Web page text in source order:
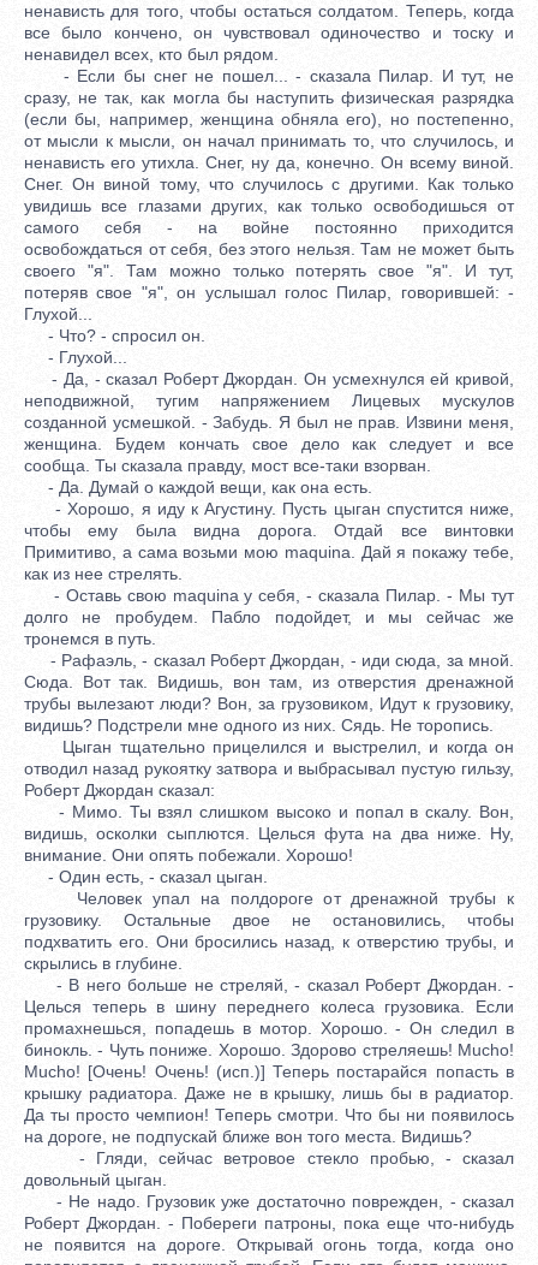
ненависть для того, чтобы остаться солдатом. Теперь, когда
все было кончено, он чувствовал одиночество и тоску и
ненавидел всех, кто был рядом.
- Если бы снег не пошел... - сказала Пилар. И тут, не
сразу, не так, как могла бы наступить физическая разрядка
(если бы, например, женщина обняла его), но постепенно,
от мысли к мысли, он начал принимать то, что случилось, и
ненависть его утихла. Снег, ну да, конечно. Он всему виной.
Снег. Он виной тому, что случилось с другими. Как только
увидишь все глазами других, как только освободишься от
самого себя - на войне постоянно приходится
освобождаться от себя, без этого нельзя. Там не может быть
своего "я". Там можно только потерять свое "я". И тут,
потеряв свое "я", он услышал голос Пилар, говорившей: -
Глухой...
- Что? - спросил он.
- Глухой...
- Да, - сказал Роберт Джордан. Он усмехнулся ей кривой,
неподвижной, тугим напряжением Лицевых мускулов
созданной усмешкой. - Забудь. Я был не прав. Извини меня,
женщина. Будем кончать свое дело как следует и все
сообща. Ты сказала правду, мост все-таки взорван.
- Да. Думай о каждой вещи, как она есть.
- Хорошо, я иду к Агустину. Пусть цыган спустится ниже,
чтобы ему была видна дорога. Отдай все винтовки
Примитиво, а сама возьми мою maquina. Дай я покажу тебе,
как из нее стрелять.
- Оставь свою maquina у себя, - сказала Пилар. - Мы тут
долго не пробудем. Пабло подойдет, и мы сейчас же
тронемся в путь.
- Рафаэль, - сказал Роберт Джордан, - иди сюда, за мной.
Сюда. Вот так. Видишь, вон там, из отверстия дренажной
трубы вылезают люди? Вон, за грузовиком, Идут к грузовику,
видишь? Подстрели мне одного из них. Сядь. Не торопись.
Цыган тщательно прицелился и выстрелил, и когда он
отводил назад рукоятку затвора и выбрасывал пустую гильзу,
Роберт Джордан сказал:
- Мимо. Ты взял слишком высоко и попал в скалу. Вон,
видишь, осколки сыплются. Целься фута на два ниже. Ну,
внимание. Они опять побежали. Хорошо!
- Один есть, - сказал цыган.
Человек упал на полдороге от дренажной трубы к
грузовику. Остальные двое не остановились, чтобы
подхватить его. Они бросились назад, к отверстию трубы, и
скрылись в глубине.
- В него больше не стреляй, - сказал Роберт Джордан. -
Целься теперь в шину переднего колеса грузовика. Если
промахнешься, попадешь в мотор. Хорошо. - Он следил в
бинокль. - Чуть пониже. Хорошо. Здорово стреляешь! Mucho!
Mucho! [Очень! Очень! (исп.)] Теперь постарайся попасть в
крышку радиатора. Даже не в крышку, лишь бы в радиатор.
Да ты просто чемпион! Теперь смотри. Что бы ни появилось
на дороге, не подпускай ближе вон того места. Видишь?
- Гляди, сейчас ветровое стекло пробью, - сказал
довольный цыган.
- Не надо. Грузовик уже достаточно поврежден, - сказал
Роберт Джордан. - Побереги патроны, пока еще что-нибудь
не появится на дороге. Открывай огонь тогда, когда оно